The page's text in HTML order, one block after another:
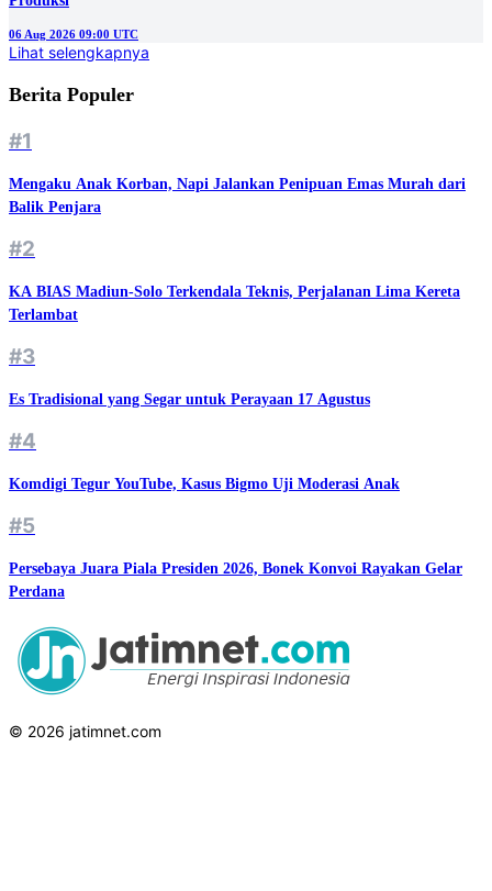
06 Aug 2026 09:00 UTC
Lihat selengkapnya
Berita Populer
#1
Mengaku Anak Korban, Napi Jalankan Penipuan Emas Murah dari
Balik Penjara
#2
KA BIAS Madiun-Solo Terkendala Teknis, Perjalanan Lima Kereta
Terlambat
#3
Es Tradisional yang Segar untuk Perayaan 17 Agustus
#4
Komdigi Tegur YouTube, Kasus Bigmo Uji Moderasi Anak
#5
Persebaya Juara Piala Presiden 2026, Bonek Konvoi Rayakan Gelar
Perdana
© 2026 jatimnet.com